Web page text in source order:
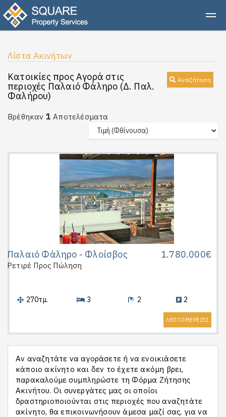
Λίστα Ακινήτων
Αναζήτηση
Κατοικίες προς Αγορά στις
περιοχές Παλαιό Φάληρο (Δ. Παλ.
Φαλήρου)
Βρέθηκαν 1 Αποτελέσματα
Παλαιό Φάληρο - Φλοίσβος 1.780.000€
Ρετιρέ Προς Πώληση
270τμ. 3 2 2
ΛΕΠΤΟΜΕΡΕΙΕΣ
Αν αναζητάτε να αγοράσετε ή να ενοικιάσετε
κάποιο ακίνητο και δεν το έχετε ακόμη βρει,
παρακαλούμε συμπληρώστε τη Φόρμα Ζήτησης
Ακινήτου. Οι συνεργάτες μας οι οποίοι
δραστηριοποιούνται στις περιοχές που αναζητάτε
ακίνητο, θα επικοινωνήσουν άμεσα μαζί σας, για να